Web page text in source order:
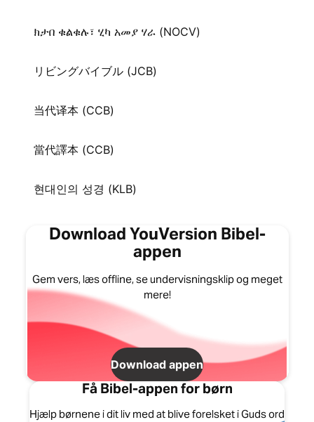
ክታበ ቁልቁሉ፣ ሂካ አመያ ሃራ (NOCV)
リビングバイブル (JCB)
当代译本 (CCB)
當代譯本 (CCB)
현대인의 성경 (KLB)
Download YouVersion Bibel-
appen
Gem vers, læs offline, se undervisningsklip og meget
mere!
Download appen
Få Bibel-appen for børn
Hjælp børnene i dit liv med at blive forelsket i Guds ord